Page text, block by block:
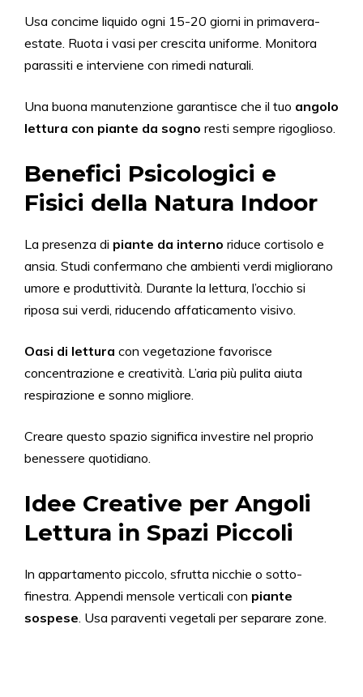
Usa concime liquido ogni 15-20 giorni in primavera-
estate. Ruota i vasi per crescita uniforme. Monitora
parassiti e interviene con rimedi naturali.
Una buona manutenzione garantisce che il tuo angolo
lettura con piante da sogno resti sempre rigoglioso.
Benefici Psicologici e
Fisici della Natura Indoor
La presenza di piante da interno riduce cortisolo e
ansia. Studi confermano che ambienti verdi migliorano
umore e produttività. Durante la lettura, l’occhio si
riposa sui verdi, riducendo affaticamento visivo.
Oasi di lettura con vegetazione favorisce
concentrazione e creatività. L’aria più pulita aiuta
respirazione e sonno migliore.
Creare questo spazio significa investire nel proprio
benessere quotidiano.
Idee Creative per Angoli
Lettura in Spazi Piccoli
In appartamento piccolo, sfrutta nicchie o sotto-
finestra. Appendi mensole verticali con piante
sospese. Usa paraventi vegetali per separare zone.